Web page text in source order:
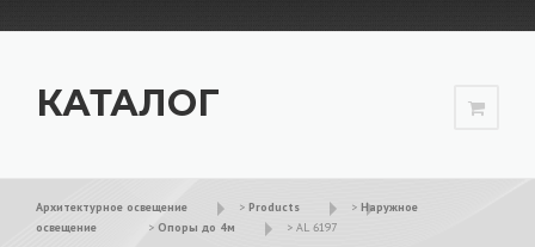
КАТАЛОГ
Архитектурное освещение > Products > Наружное
освещение
> Опоры до 4м > AL 6197